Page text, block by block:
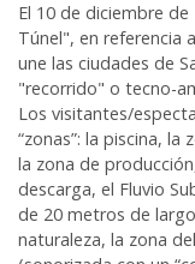
El 10 de diciembre
Túnel", en referencia
une las ciudades de
"recorrido" o tecno-
Los visitantes/
“zonas”: la piscina,
la zona de
descarga, el Fluvio
de 20 metros de
naturaleza, la zona